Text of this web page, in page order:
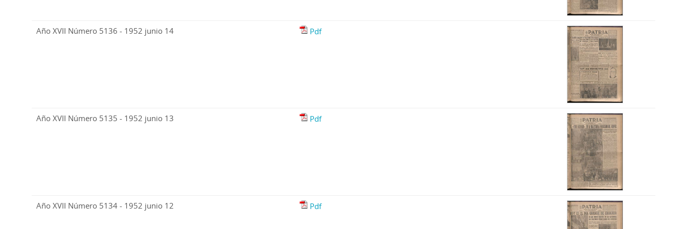
Año XVII Número 5136 - 1952 junio 14 Pdf
Año XVII Número 5135 - 1952 junio 13 Pdf
Año XVII Número 5134 - 1952 junio 12 Pdf